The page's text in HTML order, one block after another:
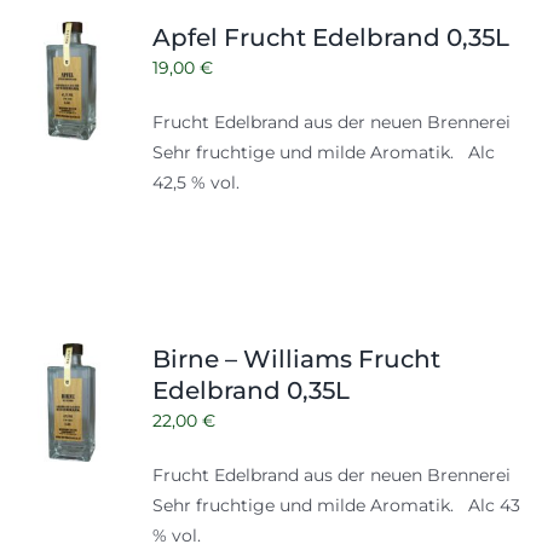
Tabak
Zubehör
Apfel Frucht Edelbrand 0,35L
19,00 €
Frucht Edelbrand aus der neuen Brennerei
Sehr fruchtige und milde Aromatik. Alc
42,5 % vol.
Birne – Williams Frucht
Edelbrand 0,35L
22,00 €
Frucht Edelbrand aus der neuen Brennerei
Sehr fruchtige und milde Aromatik. Alc 43
% vol.